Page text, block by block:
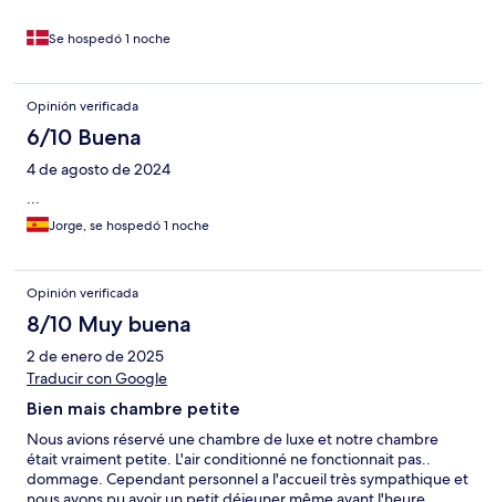
Se hospedó 1 noche
Opinión verificada
6/10 Buena
4 de agosto de 2024
...
Jorge, se hospedó 1 noche
Opinión verificada
8/10 Muy buena
2 de enero de 2025
Traducir con Google
Bien mais chambre petite
Nous avions réservé une chambre de luxe et notre chambre
était vraiment petite. L'air conditionné ne fonctionnait pas..
dommage. Cependant personnel a l'accueil très sympathique et